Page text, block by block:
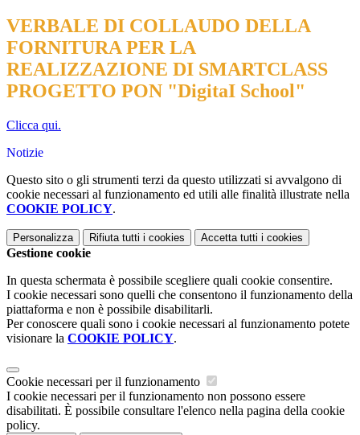
VERBALE DI COLLAUDO DELLA
FORNITURA PER LA
REALIZZAZIONE DI SMARTCLASS
PROGETTO PON "DigitaI School"
Clicca qui.
Notizie
Questo sito o gli strumenti terzi da questo utilizzati si avvalgono di
cookie necessari al funzionamento ed utili alle finalità illustrate nella
COOKIE POLICY.
Personalizza Rifiuta tutti i cookies Accetta tutti i cookies
Gestione cookie
In questa schermata è possibile scegliere quali cookie consentire.
I cookie necessari sono quelli che consentono il funzionamento della
piattaforma e non è possibile disabilitarli.
Per conoscere quali sono i cookie necessari al funzionamento potete
visionare la COOKIE POLICY.
Cookie necessari per il funzionamento
I cookie necessari per il funzionamento non possono essere
disabilitati. È possibile consultare l'elenco nella pagina della cookie
policy.